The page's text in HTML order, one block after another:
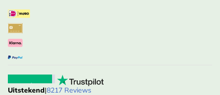
Uitstekend|8217 Reviews